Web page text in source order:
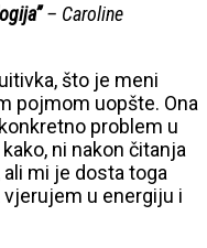
– Caroline
što je meni
pojmom uopšte. Ona
problem u
ni nakon čitanja
mi je dosta toga
u energiju i